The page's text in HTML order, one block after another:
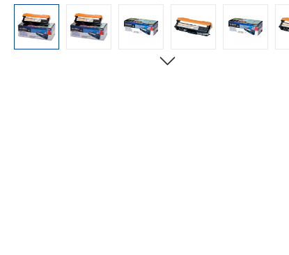
Bildergalerie überspringen